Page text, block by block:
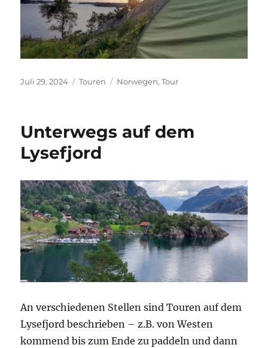
Veröffentlicht
Juli 29, 2024 Kategorien
Touren Schlagwörter
Norwegen,Tour
Unterwegs auf dem
Lysefjord
An verschiedenen Stellen sind Touren auf dem
Lysefjord beschrieben – z.B. von Westen
kommend bis zum Ende zu paddeln und dann